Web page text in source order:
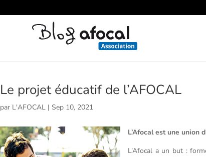
Le projet éducatif de l’AFOCAL
par L'AFOCAL | Sep 10, 2021
L’Afocal est une union
L’Afocal a un but :